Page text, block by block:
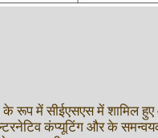
के रूप में सीईएसएस में शामिल
कंप्यूटिंग और के